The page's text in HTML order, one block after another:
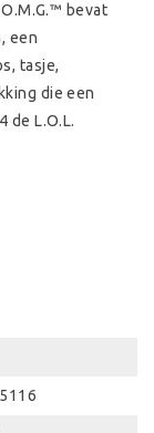
bevat
een
tasje,
die een
de L.O.L.